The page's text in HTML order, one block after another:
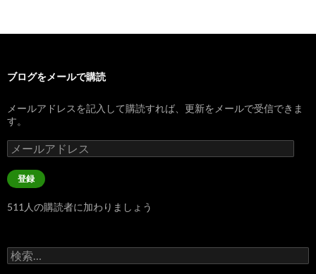
ブログをメールで購読
メールアドレスを記入して購読すれば、更新をメールで受信できま
す。
メ
ー
ル
ア
レ
登録
511人の購読者に加わりましょう
検
索: